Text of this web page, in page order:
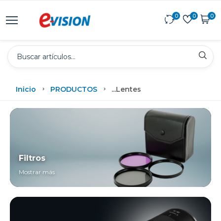
0 0 0
Inicio PRODUCTOS ...Lentes
Filtros
Mostrar más